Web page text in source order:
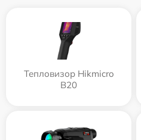
Тепловизор Hikmicro
B20